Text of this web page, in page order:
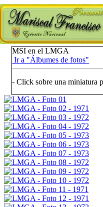
MSI en el LMGA
Ir a "Álbumes de fotos"
- Click sobre una miniatura